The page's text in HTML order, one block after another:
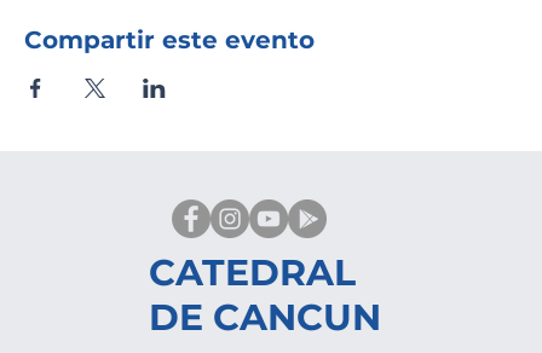
Compartir este evento
CATEDRAL
DE CANCUN